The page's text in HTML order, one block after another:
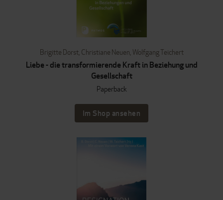
Brigitte Dorst, Christiane Neuen, Wolfgang Teichert
Liebe - die transformierende Kraft in Beziehung und
Gesellschaft
Paperback
Im Shop ansehen